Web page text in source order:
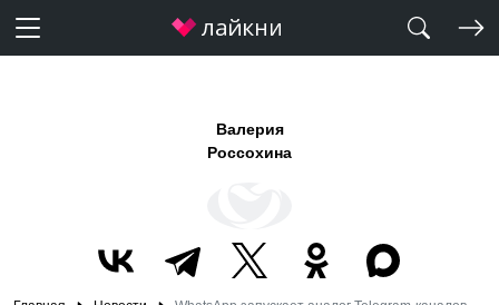
Валерия
Россохина